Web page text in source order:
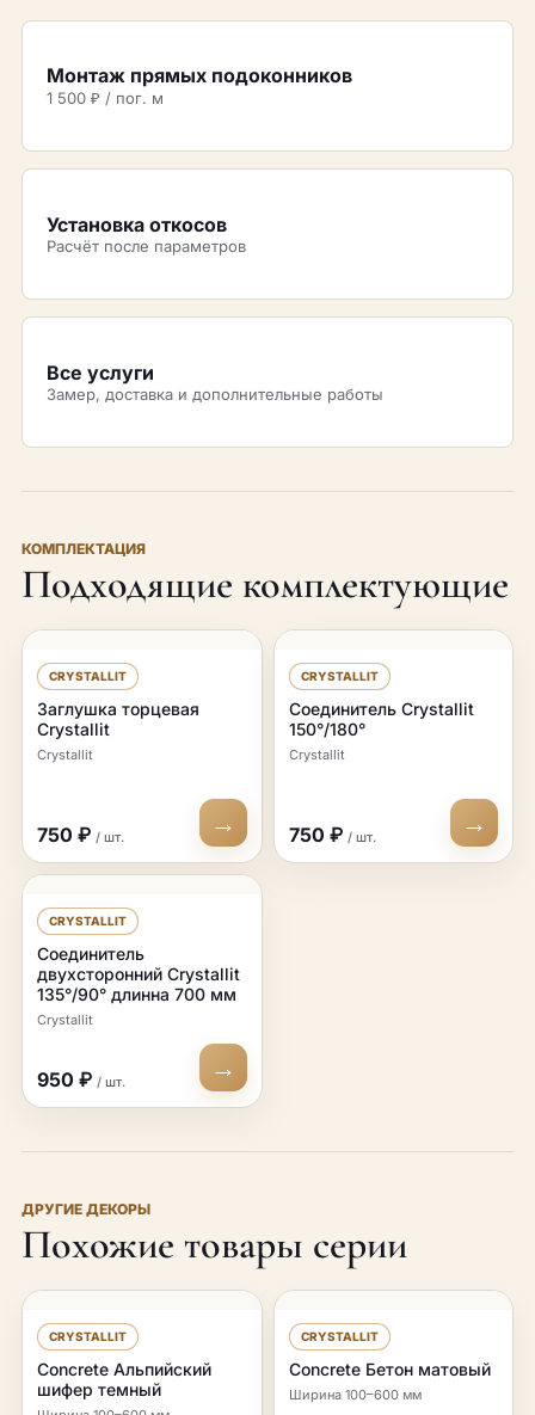
Монтаж прямых подоконников
1 500 ₽ / пог. м
Установка откосов
Расчёт после параметров
Все услуги
Замер, доставка и дополнительные работы
КОМПЛЕКТАЦИЯ
Подходящие комплектующие
CRYSTALLIT
Заглушка торцевая
Crystallit
Crystallit
750 ₽ / шт. →
CRYSTALLIT
Соединитель Crystallit
150°/180°
Crystallit
750 ₽ / шт. →
CRYSTALLIT
Соединитель
двухсторонний Crystallit
135°/90° длинна 700 мм
Crystallit
950 ₽ / шт. →
ДРУГИЕ ДЕКОРЫ
Похожие товары серии
CRYSTALLIT
Concrete Альпийский
шифер темный
CRYSTALLIT
Concrete Бетон матовый
Ширина 100–600 мм